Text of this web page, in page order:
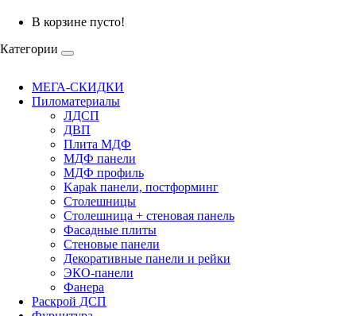
В корзине пусто!
Категории
МЕГА-СКИДКИ
Пиломатериалы
ЛДСП
ДВП
Плита МДФ
МДФ панели
МДФ профиль
Kapak панели, постформинг
Столешницы
Столешница + стеновая панель
Фасадные плиты
Стеновые панели
Декоративные панели и рейки
ЭКО-панели
Фанера
Раскрой ДСП